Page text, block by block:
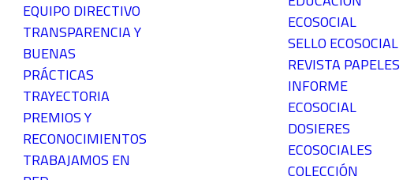
EQUIPO DIRECTIVO
TRANSPARENCIA Y
BUENAS
PRÁCTICAS
TRAYECTORIA
PREMIOS Y
RECONOCIMIENTOS
TRABAJAMOS EN
ECOSOCIAL
SELLO ECOSOCIAL
REVISTA PAPELES
INFORME
ECOSOCIAL
DOSIERES
ECOSOCIALES
COLECCIÓN